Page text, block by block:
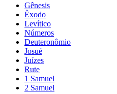
Gênesis
Êxodo
Levítico
Números
Deuteronômio
Josué
Juízes
Rute
1 Samuel
2 Samuel